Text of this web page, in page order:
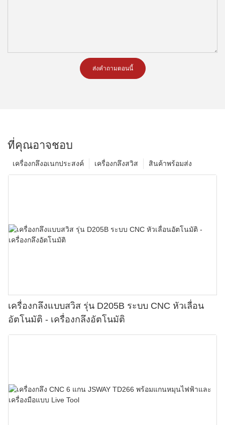
ส่งคำถามตอนนี้
ที่คุณอาจชอบ
สินค้าพร้อมส่ง
เครื่องกลึงสวิส
เครื่องกลึงอเนกประสงค์
เครื่องกลึงแบบสวิส รุ่น D205B ระบบ CNC หัวเลื่อน
อัตโนมัติ - เครื่องกลึงอัตโนมัติ